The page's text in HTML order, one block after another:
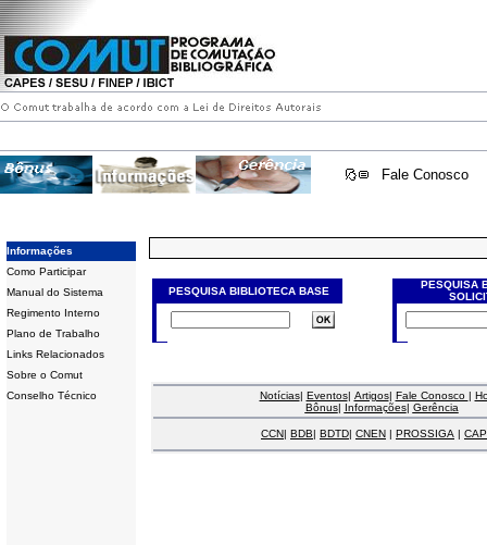
Fale Conosco
Informações
Como Participar
Manual do Sistema
Regimento Interno
Plano de Trabalho
Links Relacionados
Sobre o Comut
Conselho Técnico
PESQUISA BIBLIOTECA BASE
PESQUISA
Notícias| Eventos| Artigos| Fale Conosco |
Bônus| Informações| Gerência
CCN| BDB| BDTD| CNEN | PROSSIGA |